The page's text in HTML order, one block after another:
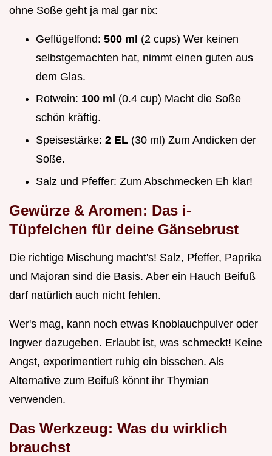
ohne Soße geht ja mal gar nix:
Geflügelfond: 500 ml (2 cups) Wer keinen
selbstgemachten hat, nimmt einen guten aus
dem Glas.
Rotwein: 100 ml (0.4 cup) Macht die Soße
schön kräftig.
Speisestärke: 2 EL (30 ml) Zum Andicken der
Soße.
Salz und Pfeffer: Zum Abschmecken Eh klar!
Gewürze & Aromen: Das i-
Tüpfelchen für deine Gänsebrust
Die richtige Mischung macht's! Salz, Pfeffer, Paprika
und Majoran sind die Basis. Aber ein Hauch Beifuß
darf natürlich auch nicht fehlen.
Wer's mag, kann noch etwas Knoblauchpulver oder
Ingwer dazugeben. Erlaubt ist, was schmeckt! Keine
Angst, experimentiert ruhig ein bisschen. Als
Alternative zum Beifuß könnt ihr Thymian
verwenden.
Das Werkzeug: Was du wirklich
brauchst